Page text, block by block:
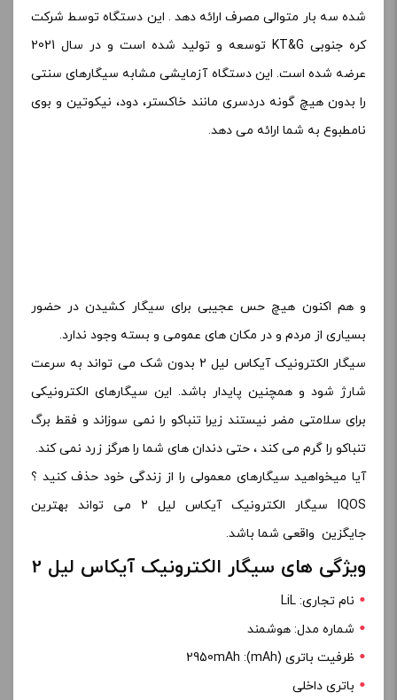
شده سه بار متوالی مصرف ارائه دهد . این دستگاه توسط شرکت
کره جنوبی KT&G توسعه و تولید شده است و در سال 2021
عرضه شده است. این دستگاه آزمایشی مشابه سیگارهای سنتی
را بدون هیچ گونه دردسری مانند خاکستر، دود، نیکوتین و بوی
نامطبوع به شما ارائه می دهد.
و هم اکنون هیچ حس عجیبی برای سیگار کشیدن در حضور
بسیاری از مردم و در مکان های عمومی و بسته وجود ندارد.
سیگار الکترونیک آیکاس لیل 2 بدون شک می تواند به سرعت
شارژ شود و همچنین پایدار باشد. این سیگارهای الکترونیکی
برای سلامتی مضر نیستند زیرا تنباکو را نمی سوزاند و فقط برگ
تنباکو را گرم می کند ، حتی دندان های شما را هرگز زرد نمی کند.
آیا میخواهید سیگارهای معمولی را از زندگی خود حذف کنید ؟
IQOS سیگار الکترونیک آیکاس لیل 2 می تواند بهترین
جایگزین واقعی شما باشد.
ویژگی های سیگار الکترونیک آیکاس لیل 2
نام تجاری: LiL
شماره مدل: هوشمند
ظرفیت باتری (mAh): 2950mAh
باتری داخلی